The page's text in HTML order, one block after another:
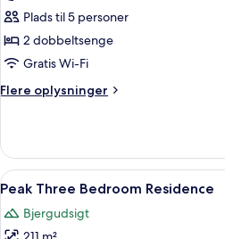
Two
Bedroom
Residence
Plads til 5 personer
2 dobbeltsenge
Gratis Wi-Fi
Flere oplysninger
Flere
Two
Bedroom
Residence
Indlæs
alle
billeder
En
6
Peak Three Bedroom Residence
Bjergudsigt